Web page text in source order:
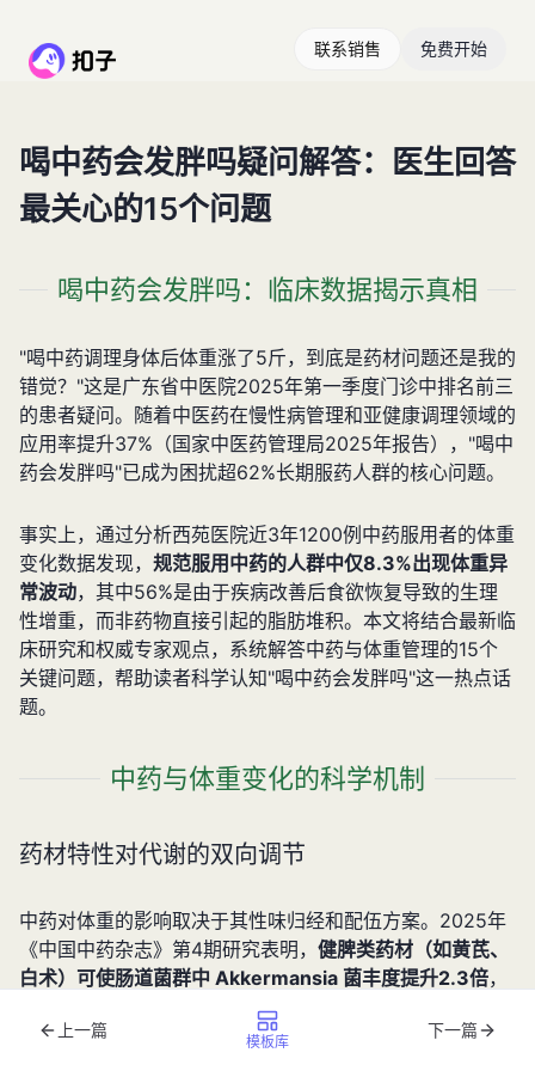
联系销售 免费开始
喝中药会发胖吗疑问解答：医生回答
最关心的15个问题
喝中药会发胖吗：临床数据揭示真相
"喝中药调理身体后体重涨了5斤，到底是药材问题还是我的
错觉？"这是广东省中医院2025年第一季度门诊中排名前三
的患者疑问。随着中医药在慢性病管理和亚健康调理领域的
应用率提升37%（国家中医药管理局2025年报告），"喝中
药会发胖吗"已成为困扰超62%长期服药人群的核心问题。
事实上，通过分析西苑医院近3年1200例中药服用者的体重
变化数据发现， 规范服用中药的人群中仅8.3%出现体重异
常波动，其中56%是由于疾病改善后食欲恢复导致的生理
性增重，而非药物直接引起的脂肪堆积。本文将结合最新临
床研究和权威专家观点，系统解答中药与体重管理的15个
关键问题，帮助读者科学认知"喝中药会发胖吗"这一热点话
题。
中药与体重变化的科学机制
药材特性对代谢的双向调节
中药对体重的影响取决于其性味归经和配伍方案。2025年
《中国中药杂志》第4期研究表明， 健脾类药材（如黄芪、
白术）可使肠道菌群中 Akkermansia 菌丰度提升2.3倍，
这种变化能增强肠道屏障功能并促进短链脂肪酸生成，反而
有助于体重控制。
上一篇
模板库
下一篇